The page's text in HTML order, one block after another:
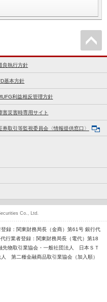
良執行方針
基本方針
利益相反管理方針
害災害時専用サイト
券取引等監視委員会〈情報提供窓口〉
録：関東財務局長（金商）第61号 銀行代
行業者登録：関東財務局長（電代）第18
物取引業協会・一般社団法人 日本ＳＴ
第二種金融商品取引業協会（加入順）
Co., Ltd.